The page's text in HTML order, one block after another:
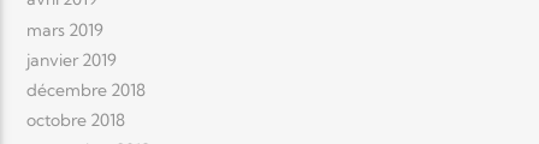
mars 2019
janvier 2019
décembre 2018
octobre 2018